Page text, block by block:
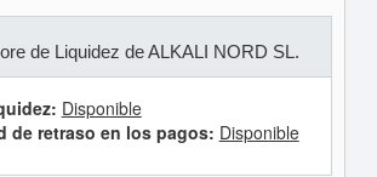
de Liquidez de ALKALI NORD SL.
Disponible
de retraso en los pagos: Disponible